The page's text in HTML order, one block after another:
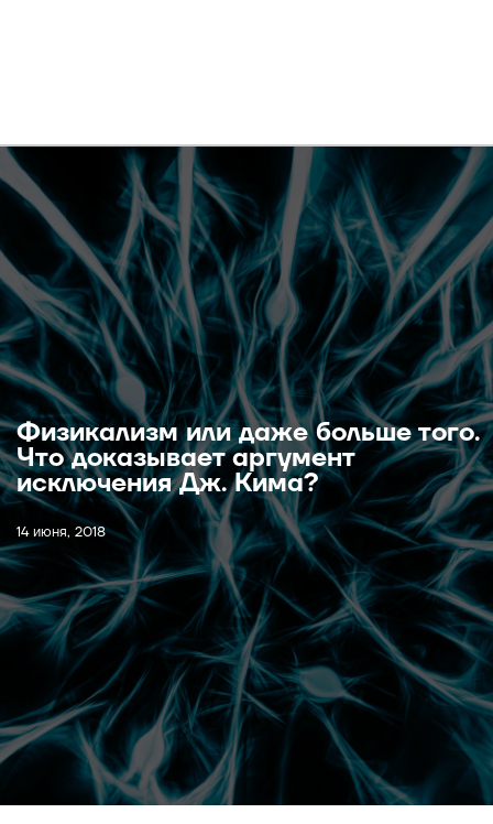
Физикализм или даже больше того.
Что доказывает аргумент
исключения Дж. Кима?
14 июня, 2018